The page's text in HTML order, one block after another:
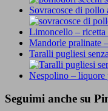
Sovracosce di pollo
Limoncello – ricetta
Mandorle pralinate
Taralli pugliesi
Nespolino – liquore
Seguimi anche su